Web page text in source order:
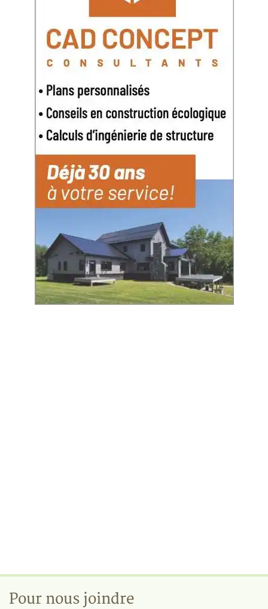
Pour nous joindre